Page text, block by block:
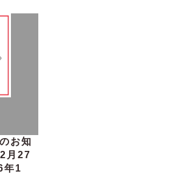
お知
月27
年1